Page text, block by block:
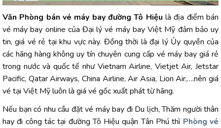
Văn Phòng bán vé máy bay đường Tô Hiệu là địa điểm bán
vé máy bay online của Đại lý vé máy bay Việt Mỹ đảm bảo uy
tin, giá vé rẻ tại khu vực này. Đồng thời là đại lý Ủy quyền của
các hãng hàng không uy tín chuyên cung cấp vé máy bay giá rẻ
trong nước và quốc tế như Vietnam Airline, Vietjet Air, Jetstar
Pacific, Qatar Airways, China Airline, Air Asia, Lion Air,….nên giá
vé tại Việt Mỹ luôn là giá vé gốc xuất phát từ hãng.
Nếu bạn có nhu cầu đặt vé máy bay đi Du lịch, Thăm người thân
hay đi công tác tại đường Tô Hiệu quận Tân Phú thì Phòng vé